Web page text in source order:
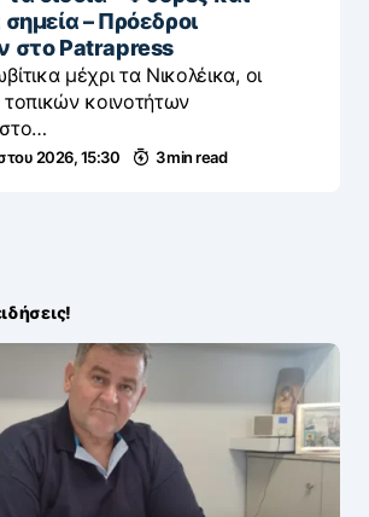
οδηγών για να
διόδια – Φθορές και
– Πρόεδροι
στο Patrapress
μέχρι τα Νικολέικα, οι
κοινοτήτων